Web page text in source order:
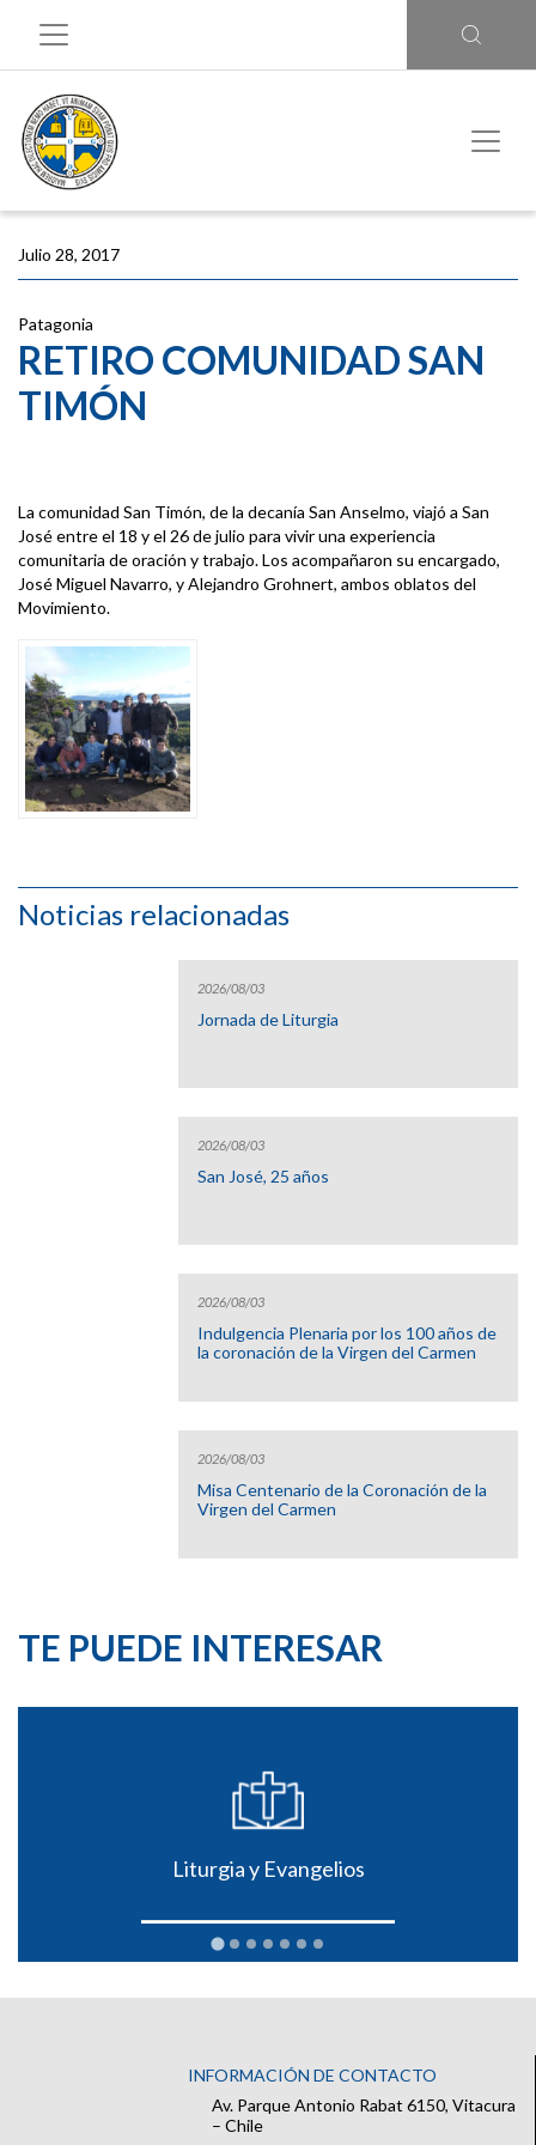
Julio 28, 2017
Patagonia
RETIRO COMUNIDAD SAN
TIMÓN
La comunidad San Timón, de la decanía San Anselmo, viajó a San
José entre el 18 y el 26 de julio para vivir una experiencia
comunitaria de oración y trabajo. Los acompañaron su encargado,
José Miguel Navarro, y Alejandro Grohnert, ambos oblatos del
Movimiento.
Noticias relacionadas
2026/08/03
Jornada de Liturgia
2026/08/03
San José, 25 años
2026/08/03
Indulgencia Plenaria por los 100 años de
la coronación de la Virgen del Carmen
2026/08/03
Misa Centenario de la Coronación de la
Virgen del Carmen
TE PUEDE INTERESAR
Liturgia y Evangelios
INFORMACIÓN DE CONTACTO
Av. Parque Antonio Rabat 6150, Vitacura
– Chile